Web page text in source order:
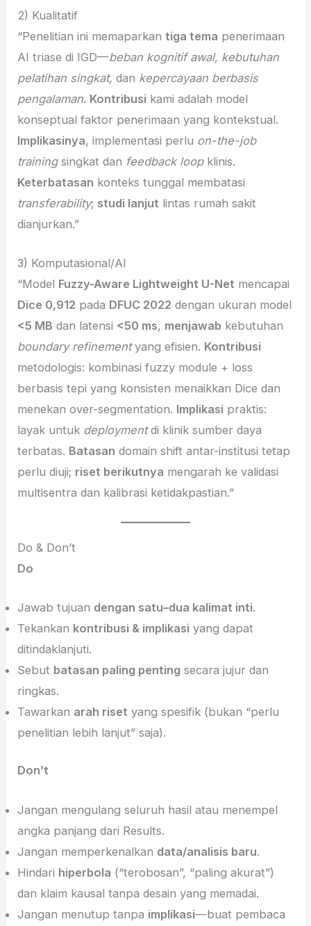
2) Kualitatif
“Penelitian ini memaparkantiga tema penerimaan
AI triase di IGD—beban kognitif awal, kebutuhan
pelatihan singkat, dan kepercayaan berbasis
pengalaman. Kontribusi kami adalah model
konseptual faktor penerimaan yang kontekstual.
Implikasinya, implementasi perlu on-the-job
trainingsingkat dan feedback loopklinis.
Keterbatasan konteks tunggal membatasi
transferability; studi lanjut lintas rumah sakit
dianjurkan.”
3) Komputasional/AI
“Model Fuzzy-Aware Lightweight U-Net mencapai
Dice 0,912 pada DFUC 2022 dengan ukuran model
<5 MB dan latensi <50 ms, menjawab kebutuhan
boundary refinementyang efisien. Kontribusi
metodologis: kombinasi fuzzy module + loss
berbasis tepi yang konsisten menaikkan Dice dan
menekan over-segmentation. Implikasi praktis:
layak untuk deploymentdi klinik sumber daya
terbatas. Batasan domain shift antar-institusi tetap
perlu diuji; riset berikutnya mengarah ke validasi
multisentra dan kalibrasi ketidakpastian.”
Do & Don’t
Do
Jawab tujuan dengan satu–dua kalimat inti.
Tekankan kontribusi & implikasi yang dapat
ditindaklanjuti.
Sebut batasan paling penting secara jujur dan
ringkas.
Tawarkan arah riset yang spesifik (bukan “perlu
penelitian lebih lanjut” saja).
Don’t
Jangan mengulang seluruh hasil atau menempel
angka panjang dari Results.
Jangan memperkenalkan data/analisis baru.
Hindari hiperbola (“terobosan”, “paling akurat”)
dan klaim kausal tanpa desain yang memadai.
Jangan menutup tanpa implikasi—buat pembaca